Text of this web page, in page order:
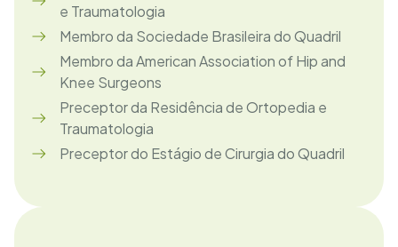
e Traumatologia
Membro da Sociedade Brasileira do Quadril
Membro da American Association of Hip and
Knee Surgeons
Preceptor da Residência de Ortopedia e
Traumatologia
Preceptor do Estágio de Cirurgia do Quadril